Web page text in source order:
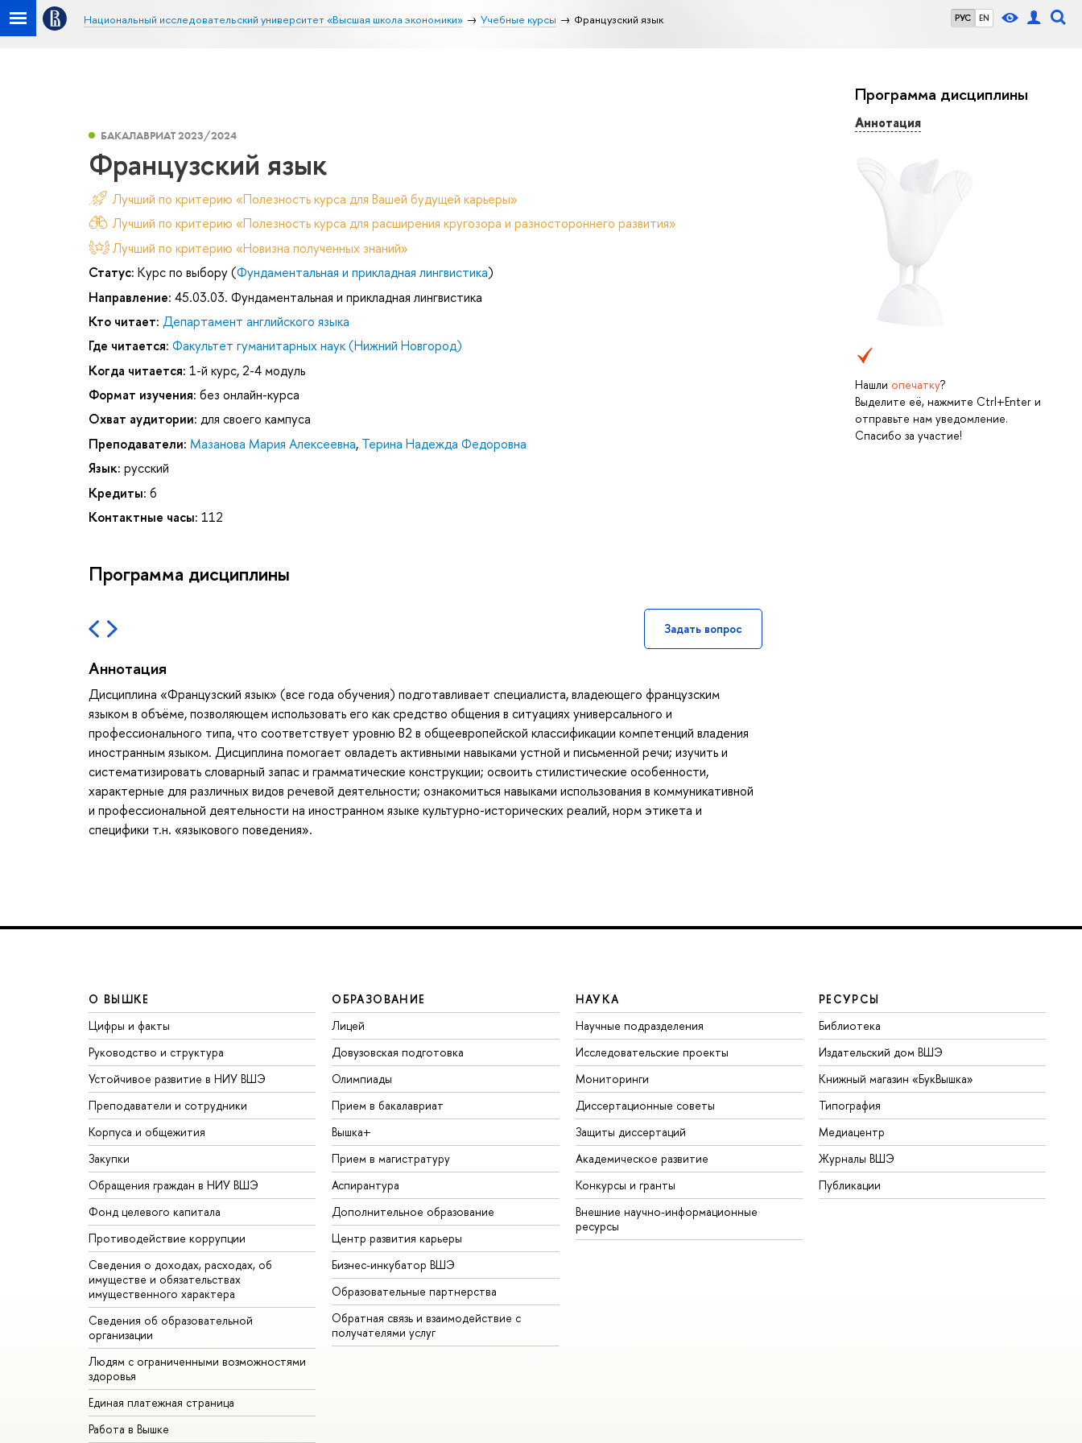
РУС EN
Национальный исследовательский университет «Высшая школа экономики» Учебные курсы Французский язык
Программа дисциплины
Аннотация
Нашли опечатку?
Выделите её, нажмите Ctrl+Enter и
отправьте нам уведомление.
Спасибо за участие!
БАКАЛАВРИАТ 2023/2024
Французский язык
Лучший по критерию «Полезность курса для Вашей будущей карьеры»
Лучший по критерию «Полезность курса для расширения кругозора и разностороннего развития»
Лучший по критерию «Новизна полученных знаний»
Статус: Курс по выбору (Фундаментальная и прикладная лингвистика)
Направление: 45.03.03. Фундаментальная и прикладная лингвистика
Кто читает: Департамент английского языка
Где читается: Факультет гуманитарных наук (Нижний Новгород)
Когда читается: 1-й курс, 2-4 модуль
Формат изучения: без онлайн-курса
Охват аудитории: для своего кампуса
Преподаватели: Мазанова Мария Алексеевна, Терина Надежда Федоровна
Язык: русский
Кредиты: 6
Контактные часы: 112
Программа дисциплины
Задать вопрос
Аннотация
Дисциплина «Французский язык» (все года обучения) подготавливает специалиста, владеющего французским
языком в объёме, позволяющем использовать его как средство общения в ситуациях универсального и
профессионального типа, что соответствует уровню В2 в общеевропейской классификации компетенций владения
иностранным языком. Дисциплина помогает овладеть активными навыками устной и письменной речи; изучить и
систематизировать словарный запас и грамматические конструкции; освоить стилистические особенности,
характерные для различных видов речевой деятельности; ознакомиться навыками использования в коммуникативной
и профессиональной деятельности на иностранном языке культурно-исторических реалий, норм этикета и
специфики т.н. «языкового поведения».
О ВЫШКЕ
Цифры и факты
Руководство и структура
Устойчивое развитие в НИУ ВШЭ
Преподаватели и сотрудники
Корпуса и общежития
Закупки
Обращения граждан в НИУ ВШЭ
Фонд целевого капитала
Противодействие коррупции
Сведения о доходах, расходах, об
имуществе и обязательствах
имущественного характера
Сведения об образовательной
организации
Людям с ограниченными возможностями
здоровья
Единая платежная страница
Работа в Вышке
ОБРАЗОВАНИЕ
Лицей
Довузовская подготовка
Олимпиады
Прием в бакалавриат
Вышка+
Прием в магистратуру
Аспирантура
Дополнительное образование
Центр развития карьеры
Бизнес-инкубатор ВШЭ
Образовательные партнерства
Обратная связь и взаимодействие с
получателями услуг
НАУКА
Научные подразделения
Исследовательские проекты
Мониторинги
Диссертационные советы
Защиты диссертаций
Академическое развитие
Конкурсы и гранты
Внешние научно-информационные
ресурсы
РЕСУРСЫ
Библиотека
Издательский дом ВШЭ
Книжный магазин «БукВышка»
Типография
Медиацентр
Журналы ВШЭ
Публикации